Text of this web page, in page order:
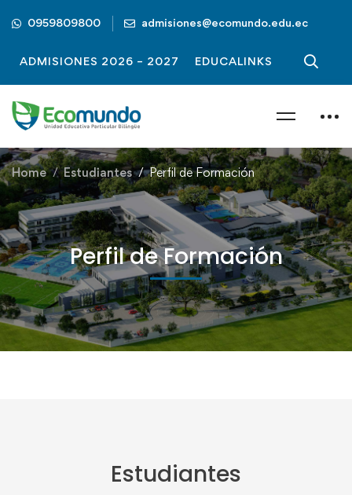
0959809800 admisiones@ecomundo.edu.ec
ADMISIONES 2026 – 2027 EDUCALINKS
Home Estudiantes Perfil de Formación
Perfil de Formación
Estudiantes